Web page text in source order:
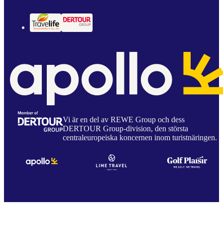
Vi är en del av REWE Group och dess
DERTOUR Group-division, den största
centraleuropeiska koncernen inom turistnäringen.